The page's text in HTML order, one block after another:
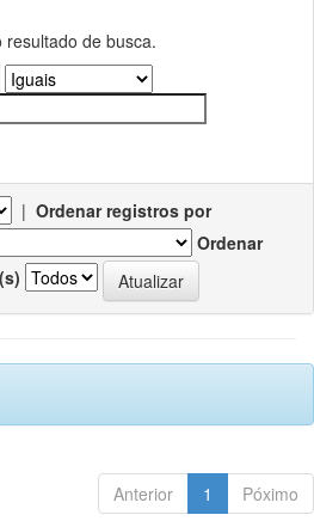
de busca.
| Ordenar registros por
Ordenar
Anterior 1 Póximo